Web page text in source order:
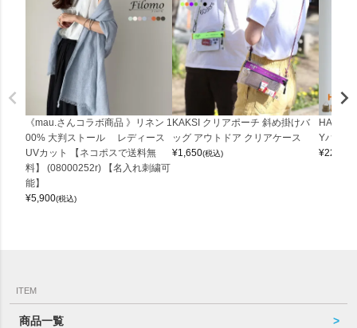
《mau.さんコラボ商品 》リネン 1
00% 大判ストール レディース
UVカット 【ネコポスで送料無
料】 (08000252r) 【名入れ刺繍可
能】
¥5,900(税込)
KAKSI クリアポーチ 斜め掛けバ
ッグ アウトドア クリアケース
¥1,650(税込)
Yバッグ
¥22,000
ITEM
商品一覧